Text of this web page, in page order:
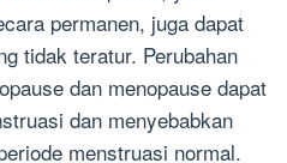
permanen, juga dapat
tidak teratur. Perubahan
dan menopause dapat
dan menyebabkan
menstruasi normal.